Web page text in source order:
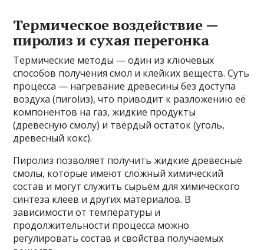
Термическое воздействие —
пиролиз и сухая перегонка
Термические методы — один из ключевых
способов получения смол и клейких веществ. Суть
процесса — нагревание древесины без доступа
воздуха (пиrolиз), что приводит к разложению её
компонентов на газ, жидкие продукты
(древесную смолу) и твёрдый остаток (уголь,
древесный кокс).
Пиролиз позволяет получить жидкие древесные
смолы, которые имеют сложный химический
состав и могут служить сырьём для химического
синтеза клеев и других материалов. В
зависимости от температуры и
продолжительности процесса можно
регулировать состав и свойства получаемых